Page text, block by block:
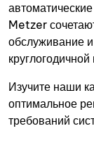
Metzer
обслуживание
Изучите наши
оптимальное
требований